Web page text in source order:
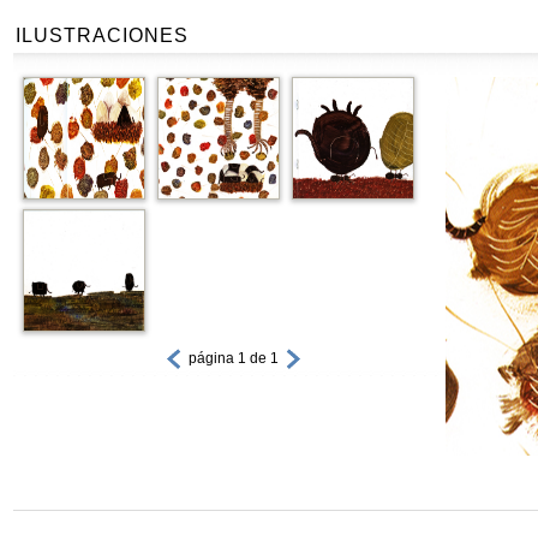
ILUSTRACIONES
página 1 de 1